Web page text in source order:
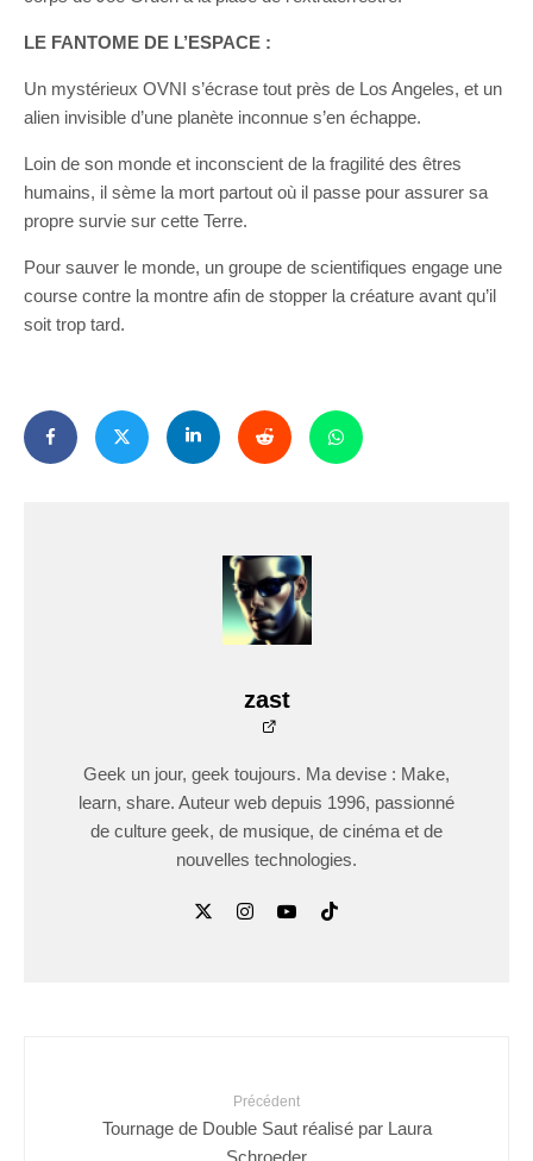
LE FANTOME DE L’ESPACE :
Un mystérieux OVNI s’écrase tout près de Los Angeles, et un
alien invisible d’une planète inconnue s’en échappe.
Loin de son monde et inconscient de la fragilité des êtres
humains, il sème la mort partout où il passe pour assurer sa
propre survie sur cette Terre.
Pour sauver le monde, un groupe de scientifiques engage une
course contre la montre afin de stopper la créature avant qu’il
soit trop tard.
zast
Geek un jour, geek toujours. Ma devise : Make,
learn, share. Auteur web depuis 1996, passionné
de culture geek, de musique, de cinéma et de
nouvelles technologies.
Précédent
Tournage de Double Saut réalisé par Laura
Schroeder